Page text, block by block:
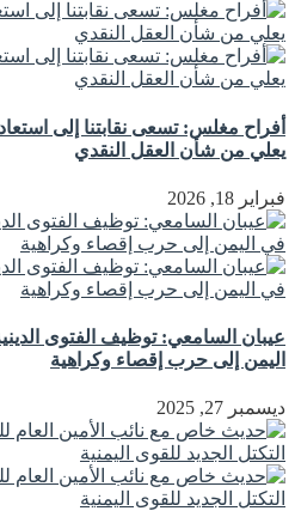
أفراح مغلس: تسعى نقابتنا إلى
يعلي من شأن العقل النقدي
فبراير 18, 2026
عيبان السامعي: توظيف الفتوى
اليمن إلى حرب إقصاء وكراهية
ديسمبر 27, 2025